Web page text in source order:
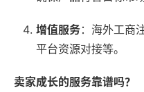
增值服务：海外工商
平台资源对接等。
卖家成长的服务靠谱吗？